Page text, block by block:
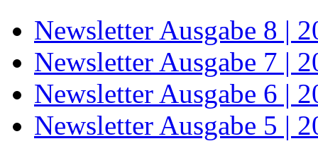
Newsletter Ausgabe 8 |
Newsletter Ausgabe 7 |
Newsletter Ausgabe 6 |
Newsletter Ausgabe 5 |